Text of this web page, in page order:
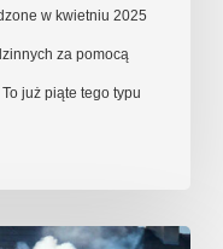
w kwietniu 2025
za pomocą
już piąte tego typu